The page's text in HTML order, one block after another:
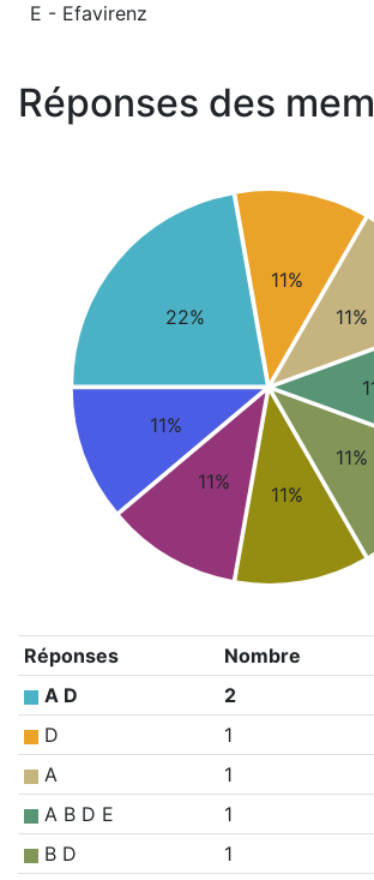
E - Efavirenz
Réponses des
22%
11%
11%
11%
11%
11%
11%
Réponses Nombre
A D
2
D
1
A
1
A B D E
1
B D
1